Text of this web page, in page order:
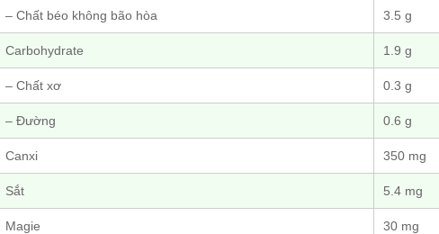
– Chất béo không bão hòa 3.5 g
Carbohydrate 1.9 g
– Chất xơ 0.3 g
– Đường 0.6 g
Canxi 350 mg
Sắt 5.4 mg
Magie 30 mg